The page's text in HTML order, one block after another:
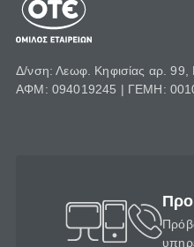
Δ/νση: Λεωφ. Κηφισίας αρ. 99,
ΑΦΜ: 094019245 | ΓΕΜΗ: